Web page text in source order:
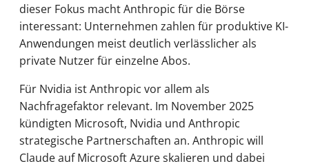
dieser Fokus macht Anthropic für die Börse
interessant: Unternehmen zahlen für produktive KI-
Anwendungen meist deutlich verlässlicher als
private Nutzer für einzelne Abos.
Für Nvidia ist Anthropic vor allem als
Nachfragefaktor relevant. Im November 2025
kündigten Microsoft, Nvidia und Anthropic
strategische Partnerschaften an. Anthropic will
Claude auf Microsoft Azure skalieren und dabei